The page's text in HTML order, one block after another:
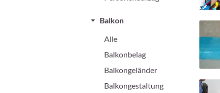
Balkon
Alle
Balkonbelag
Balkongeländer
Balkongestaltung